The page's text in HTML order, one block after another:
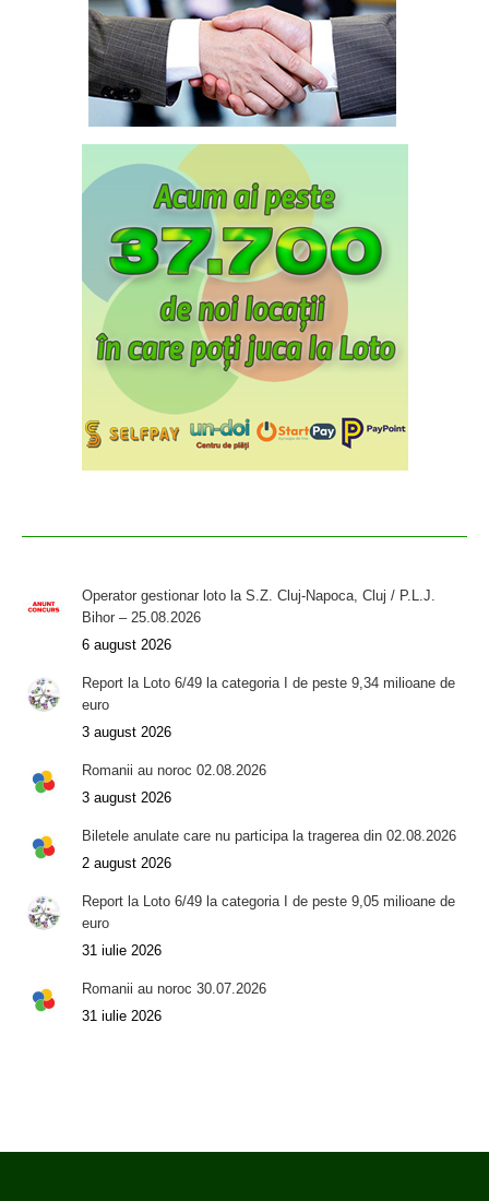
Operator gestionar loto la S.Z. Cluj-Napoca, Cluj / P.L.J.
Bihor – 25.08.2026
6 august 2026
Report la Loto 6/49 la categoria I de peste 9,34 milioane de
euro
3 august 2026
Romanii au noroc 02.08.2026
3 august 2026
Biletele anulate care nu participa la tragerea din 02.08.2026
2 august 2026
Report la Loto 6/49 la categoria I de peste 9,05 milioane de
euro
31 iulie 2026
Romanii au noroc 30.07.2026
31 iulie 2026